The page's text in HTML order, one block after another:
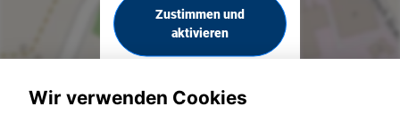
Zustimmen und
aktivieren
Wir verwenden Cookies